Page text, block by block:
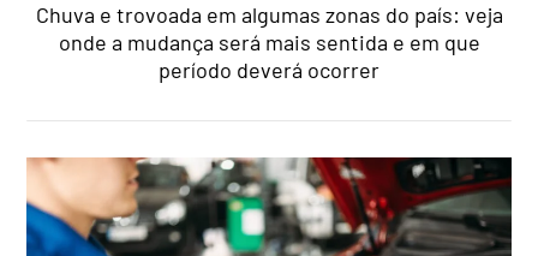
Chuva e trovoada em algumas zonas do país: veja
onde a mudança será mais sentida e em que
período deverá ocorrer